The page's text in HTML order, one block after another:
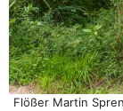
Flößer Martin